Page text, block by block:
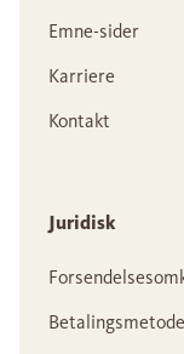
Emne-sider
Karriere
Kontakt
Juridisk